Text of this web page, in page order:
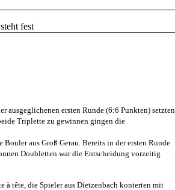
fest
ausgeglichenen ersten Runde (6:6 Punkten) setzten
Triplette zu gewinnen gingen die
aus Groß Gerau. Bereits in der ersten Runde
Doubletten war die Entscheidung vorzeitig
à tête, die Spieler aus Dietzenbach konterten mit